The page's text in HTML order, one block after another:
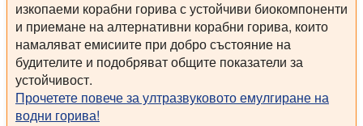
изкопаеми корабни горива с устойчиви биокомпоненти
и приемане на алтернативни корабни горива, които
намаляват емисиите при добро състояние на
будителите и подобряват общите показатели за
устойчивост.
Прочетете повече за ултразвуковото емулгиране на
водни горива!